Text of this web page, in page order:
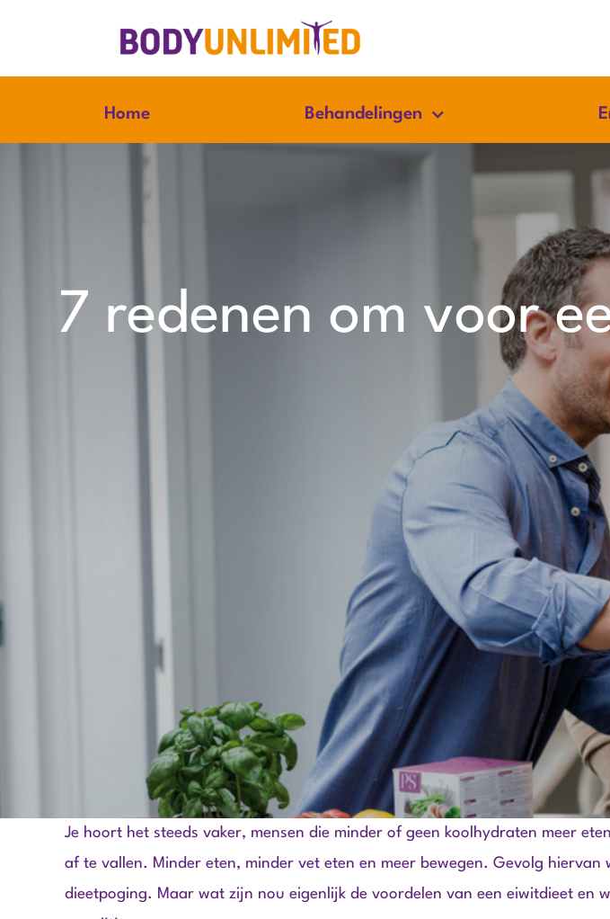
inhoud
Home Behandelingen
7 redenen om voor
Je hoort het steeds vaker, mensen die minder of geen koolhydraten meer
af te vallen. Minder eten, minder vet eten en meer bewegen. Gevolg
dieetpoging. Maar wat zijn nou eigenlijk de voordelen van een eiwitdieet en